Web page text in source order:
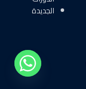
الجديدة